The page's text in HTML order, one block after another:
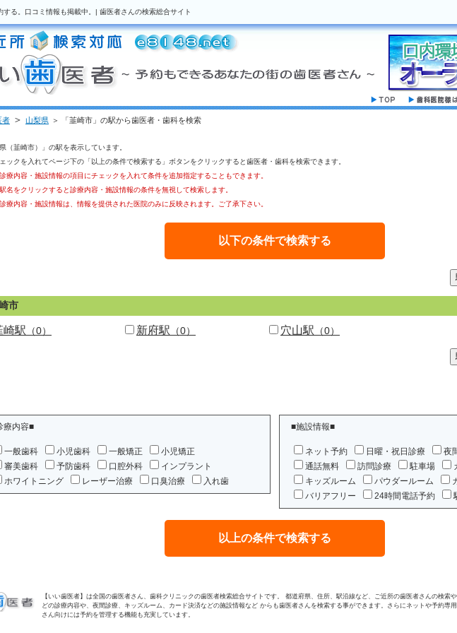
る。口コミ情報も掲載中。| 歯医者さんの検索総合サイト
者 ＞ 山梨県 ＞ 「韮崎市」の駅から歯医者・歯科を検索
県（韮崎市）」の駅を表示しています。
ックを入れてページ下の「以上の条件で検索する」ボタンをクリックすると歯医者・歯科を検索できます。
療内容・施設情報の項目にチェックを入れて条件を追加指定することもできます。
名をクリックすると診療内容・施設情報の条件を無視して検索します。
療内容・施設情報は、情報を提供された医院のみに反映されます。ご了承下さい。
市
崎駅 （0） 新府駅 （0） 穴山駅 （0）
療内容■
一般歯科 小児歯科 一般矯正
小児矯正
審美歯科
予防歯科 口腔外科
インプラント
ホワイトニング
レーザー治療 口臭治療 入れ歯
■施設情報■
ネット予約 日曜・祝日診療
夜
通話無料
訪問診療 駐車場
キッズルーム
パウダールーム
バリアフリー
24時間電話予約
【いい歯医者】は全国の歯医者さん、歯科クリニックの歯医者検索総合サイトです。 都道府県、住所、駅沿線など、ご近所の歯医者さんの検索
どの診療内容や、夜間診療、キッズルーム、カード決済などの施設情報など からも歯医者さんを検索する事ができます。さらにネットや予約専
さん向けには予約を管理する機能も充実しています。